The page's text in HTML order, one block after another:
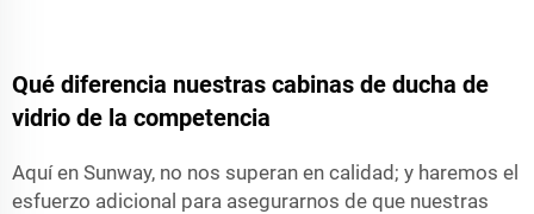
Qué diferencia nuestras cabinas de ducha de
vidrio de la competencia
Aquí en Sunway, no nos superan en calidad; y haremos el
esfuerzo adicional para asegurarnos de que nuestras